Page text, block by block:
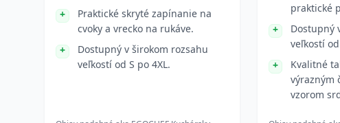
Praktické skryté zapínanie na
cvoky a vrecko na rukáve.
Dostupný v širokom rozsahu
veľkostí od S po 4XL.
praktické
Dostupný
veľkostí od
Kvalitné
výrazným
vzorom